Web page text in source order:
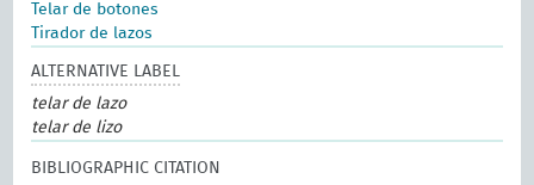
Telar de botones
Tirador de lazos
ALTERNATIVE LABEL
telar de lazo
telar de lizo
BIBLIOGRAPHIC CITATION